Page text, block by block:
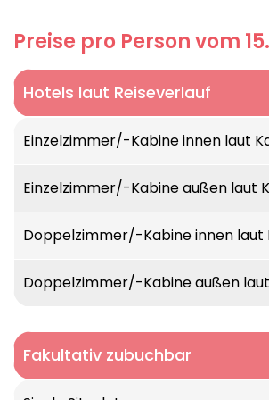
Preise pro Person vom
Hotels laut Reiseverlauf
Einzelzimmer/-Kabine innen laut
Einzelzimmer/-Kabine außen laut
Doppelzimmer/-Kabine innen laut
Doppelzimmer/-Kabine außen
Fakultativ zubuchbar